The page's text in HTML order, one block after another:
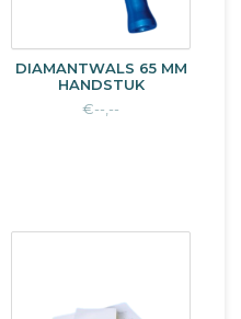
DIAMANTWALS 65 MM
HANDSTUK
€--,--